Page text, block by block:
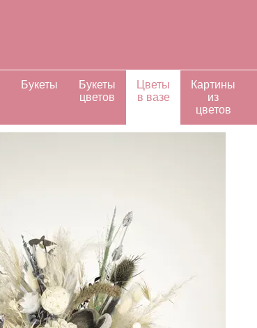
Букеты
Букеты
цветов
Цветы
в вазе
Картины
из
цветов